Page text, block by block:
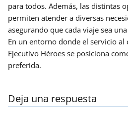
para todos. Además, las distintas
permiten atender a diversas
asegurando que cada viaje sea
En un entorno donde el servicio al
Ejecutivo Héroes se posiciona
preferida.
Deja una respuesta